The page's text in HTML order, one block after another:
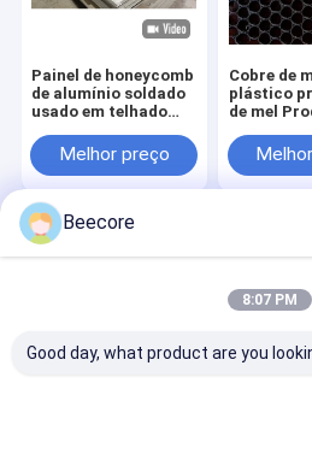
Painel de honeycomb
de alumínio soldado
usado em telhado
Melhor preço
Cobre de
plástico
de mel
Site
Conosco
Mapa do Site
Ltd. All Rights
Beecore
8:07 PM
Good day, what product are you